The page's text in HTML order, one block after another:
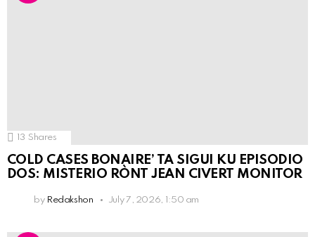
13 Shares
COLD CASES BONAIRE’ TA SIGUI KU EPISODIO
DOS: MISTERIO RÒNT JEAN CIVERT MONITOR
by Redakshon July 7, 2026, 1:50 am